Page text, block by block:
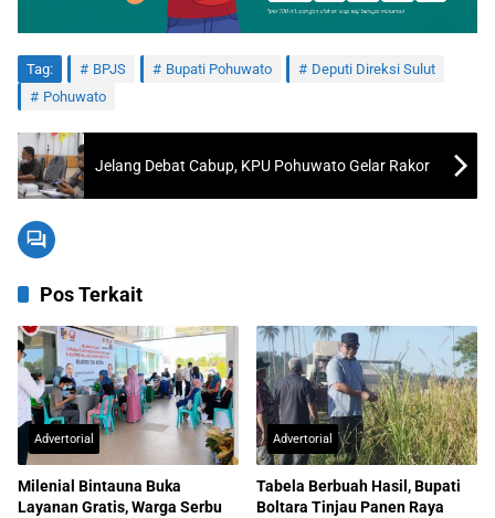
Tag: BPJS Bupati Pohuwato
Deputi Direksi Sulut
Pohuwato
Jelang Debat Cabup, KPU Pohuwato Gelar Rakor
Pos Terkait
Advertorial
Milenial Bintauna Buka
Layanan Gratis, Warga Serbu
Advertorial
Tabela Berbuah Hasil, Bupati
Boltara Tinjau Panen Raya